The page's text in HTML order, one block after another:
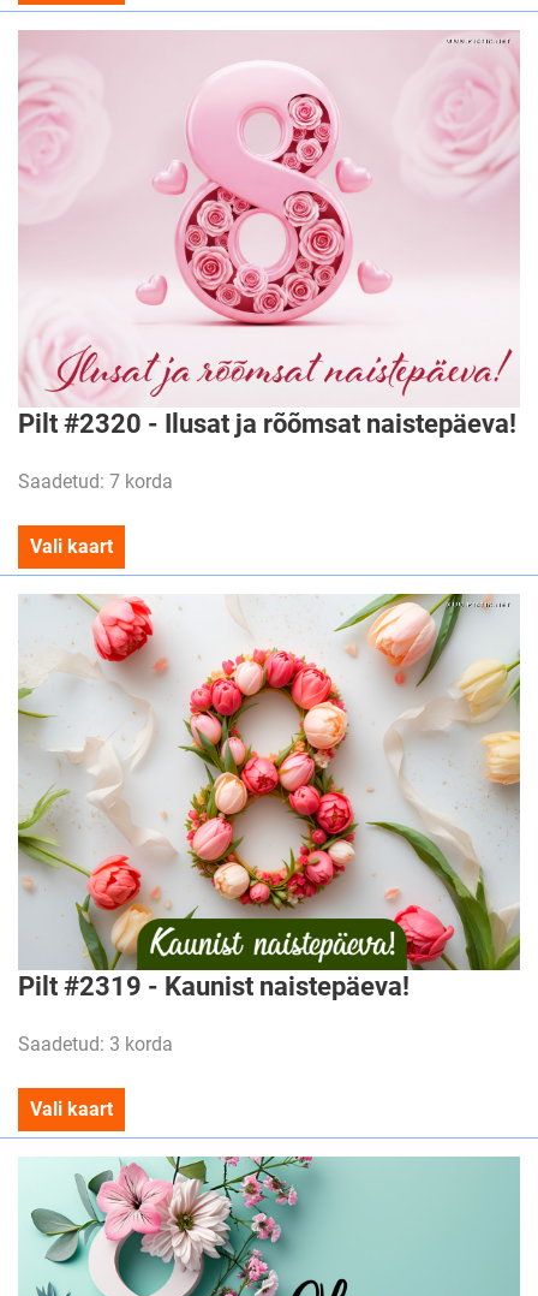
Pilt #2320 - Ilusat ja rõõmsat naistepäeva!
Saadetud: 7 korda
Vali kaart
Pilt #2319 - Kaunist naistepäeva!
Saadetud: 3 korda
Vali kaart